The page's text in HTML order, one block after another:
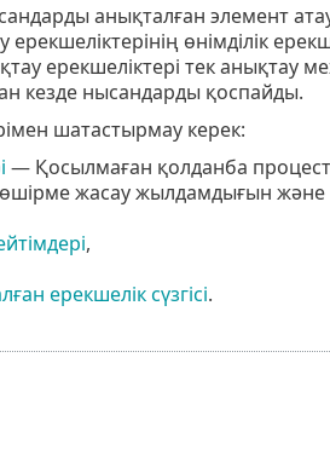
анықталған элемент
ерекшеліктерінің өнімділік
ерекшеліктері тек анықтау
кезде нысандарды қоспайды.
шатастырмау керек:
— Қосылмаған қолданба
жасау жылдамдығын және
,
ерекшелік сүзгісі.